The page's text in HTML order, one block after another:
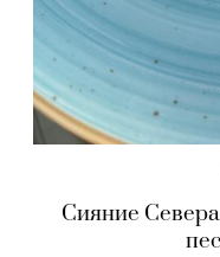
Сияние